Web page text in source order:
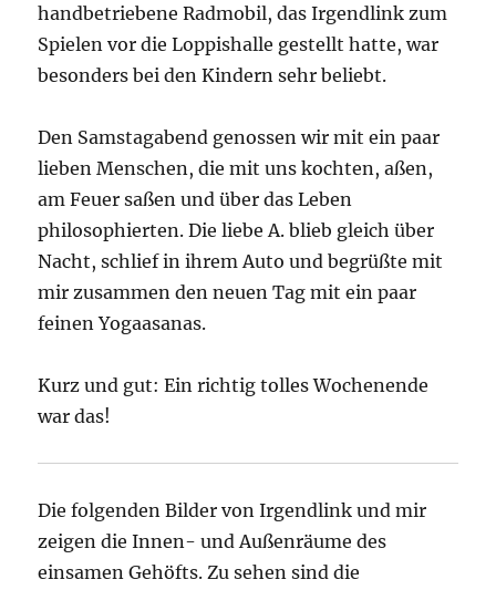
handbetriebene Radmobil, das Irgendlink zum
Spielen vor die Loppishalle gestellt hatte, war
besonders bei den Kindern sehr beliebt.
Den Samstagabend genossen wir mit ein paar
lieben Menschen, die mit uns kochten, aßen,
am Feuer saßen und über das Leben
philosophierten. Die liebe A. blieb gleich über
Nacht, schlief in ihrem Auto und begrüßte mit
mir zusammen den neuen Tag mit ein paar
feinen Yogaasanas.
Kurz und gut: Ein richtig tolles Wochenende
war das!
Die folgenden Bilder von Irgendlink und mir
zeigen die Innen- und Außenräume des
einsamen Gehöfts. Zu sehen sind die